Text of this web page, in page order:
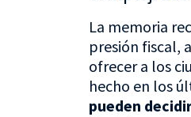
La memoria
presión fiscal,
ofrecer a los
hecho en los
pueden